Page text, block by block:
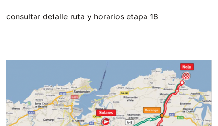
consultar detalle ruta y horarios etapa 18